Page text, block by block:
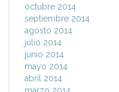
octubre 2014
septiembre 2014
agosto 2014
julio 2014
junio 2014
mayo 2014
abril 2014